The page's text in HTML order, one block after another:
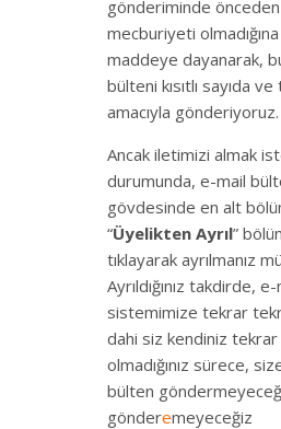
gönderiminde
mecburiyeti
maddeye dayanarak,
bülteni kısıtlı sayıda
amacıyla gönderiyoruz.
Ancak iletimizi almak
durumunda, e-mail
gövdesinde en alt
“Üyelikten Ayrıl”
tıklayarak ayrılmanız
Ayrıldığınız takdirde,
sistemimize tekrar
dahi siz kendiniz
olmadığınız sürece,
bülten
gönderemeyeceğiz